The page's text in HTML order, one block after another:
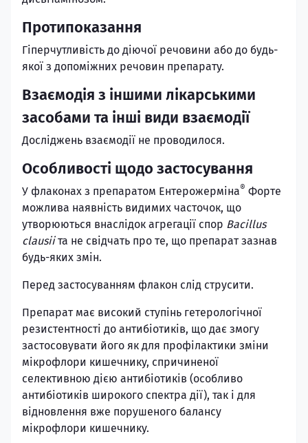
Протипоказання
Гіперчутливість до діючої речовини або до будь-
якої з допоміжних речовин препарату.
Взаємодія з іншими лікарськими
засобами та інші види взаємодії
Досліджень взаємодії не проводилося.
Особливості щодо застосування
У флаконах з препаратом Ентерожерміна® Форте
можлива наявність видимих часточок, що
утворюються внаслідок агрегації спор Bacillus
clausiiта не свідчать про те, що препарат зазнав
будь-яких змін.
Перед застосуванням флакон слід струсити.
Препарат має високий ступінь гетерологічної
резистентності до антибіотиків, що дає змогу
застосовувати його як для профілактики зміни
мікрофлори кишечнику, спричиненої
селективною дією антибіотиків (особливо
антибіотиків широкого спектра дії), так і для
відновлення вже порушеного балансу
мікрофлори кишечнику.